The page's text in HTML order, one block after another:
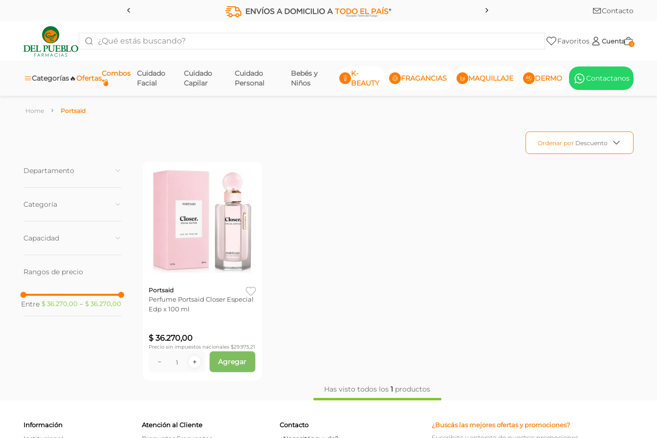
Contacto
¿Qué estás buscando?
Favoritos Cuenta 0
Categorías Ofertas
🔥
Combos
💣
Cuidado
Facial
Cuidado
Capilar
Cuidado
Personal
Bebés y
Niños
K-
BEAUTY
FRAGANCIAS MAQUILLAJE DERMO Contactanos
Portsaid
Ordenar por Descuento
Departamento
Categoría
Capacidad
Rangos de precio
$ 36.270,00 – $ 36.270,00
Portsaid
Perfume Portsaid Closer Especial
Edp x 100 ml
$ 36.270,00
Precio sin impuestos nacionales $29.975,21
＋
－ Agregar
Has visto todos los1 productos
Información
Atención al Cliente
Contacto
¿Buscás las mejores ofertas y promociones?